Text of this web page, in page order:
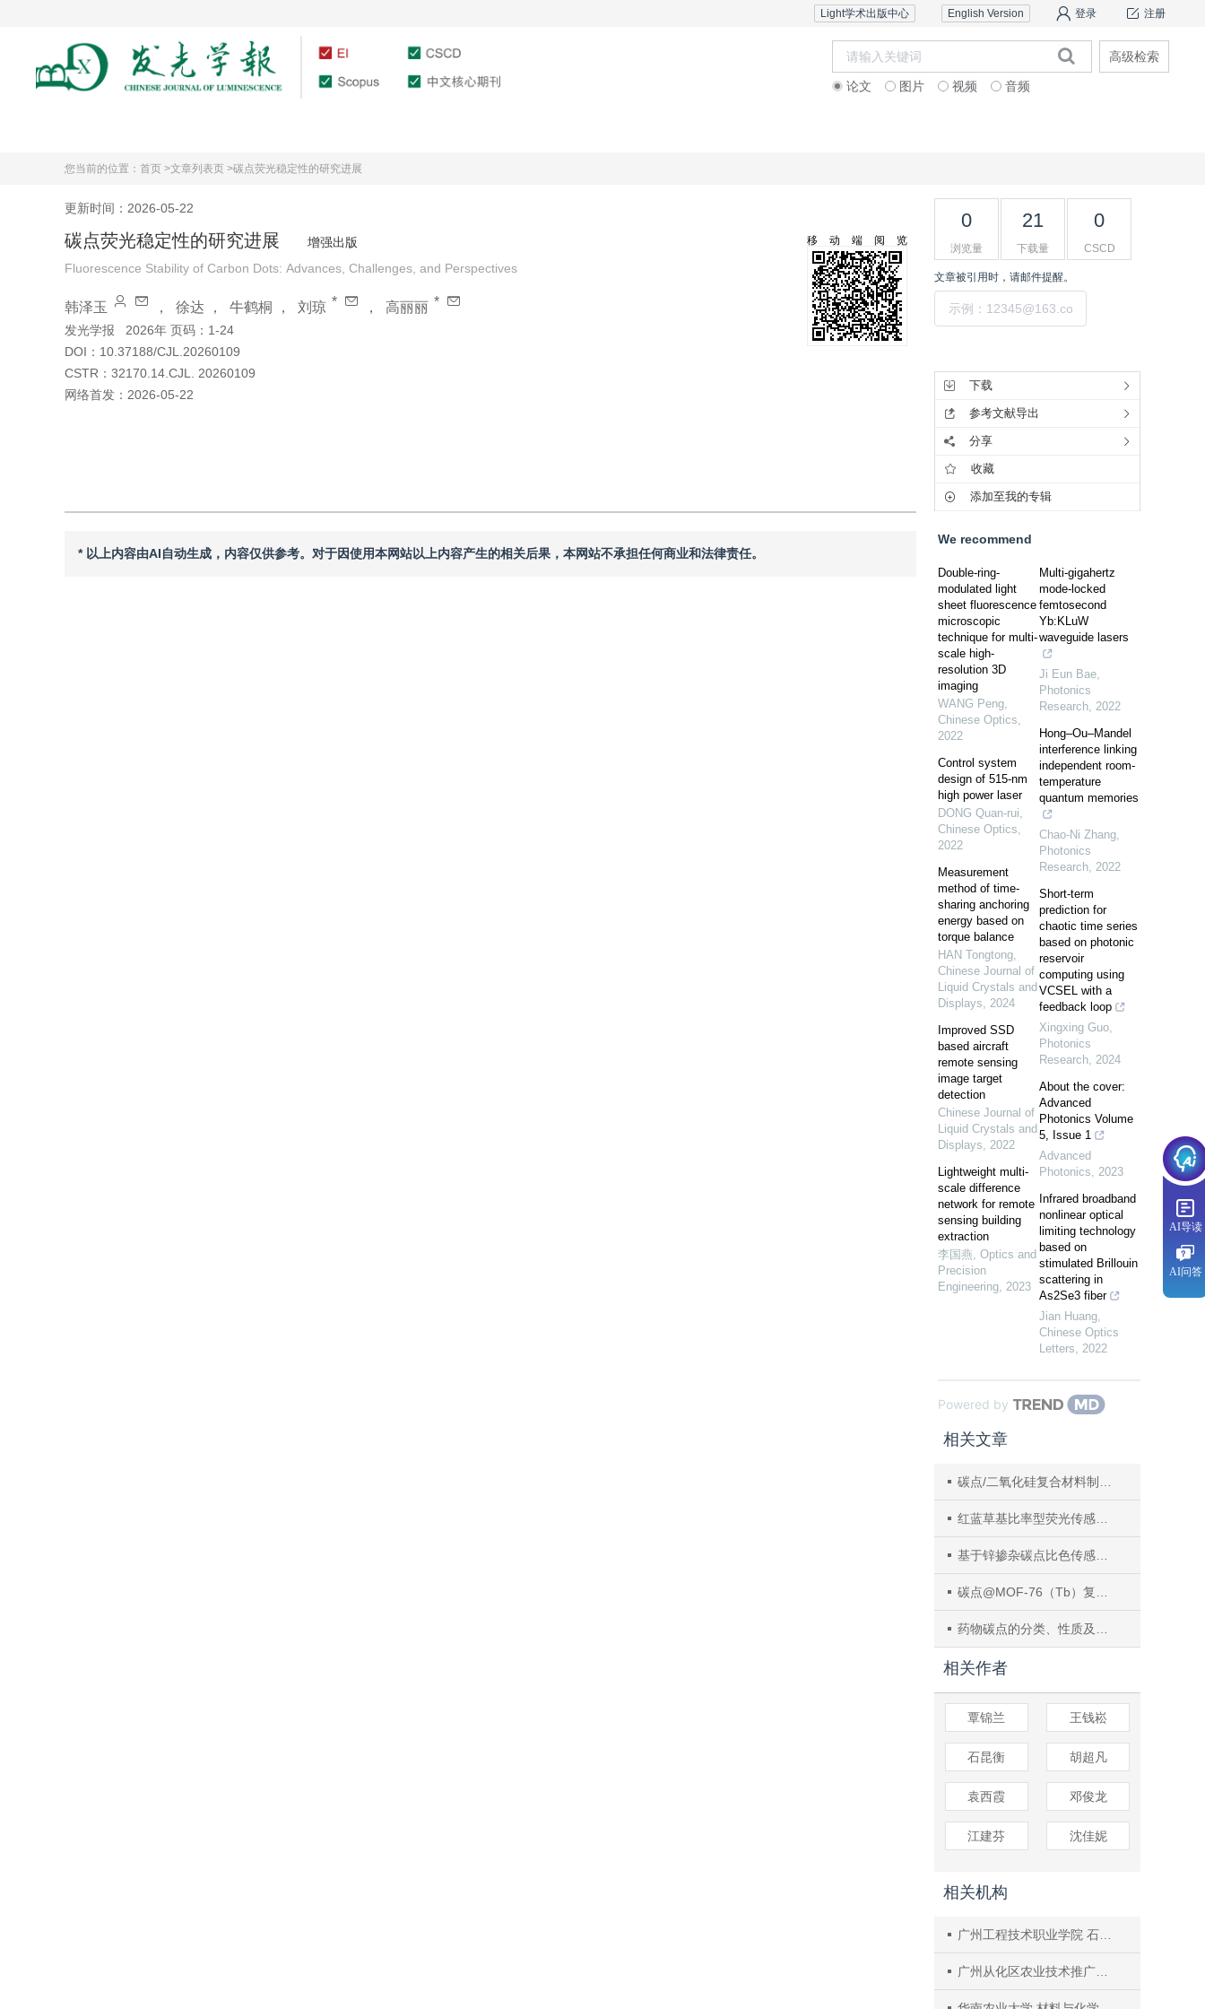
注册
登录
English Version
Light学术出版中心
论文 图片 视频 音频
高级检索
您当前的位置： 首页 >文章列表页 >碳点荧光稳定性的研究进展
更新时间：2026-05-22
碳点荧光稳定性的研究进展
增强出版
Fluorescence Stability of Carbon Dots: Advances, Challenges, and Perspectives
韩泽玉 ， 徐达 ， 牛鹤桐 ， 刘琼 * ， 高丽丽 *
发光学报
2026年 页码：1-24
DOI： 10.37188/CJL.20260109
CSTR： 32170.14.CJL. 20260109
网络首发： 2026-05-22
移动端阅览
* 以上内容由AI自动生成，内容仅供参考。对于因使用本网站以上内容产生的相关后果，本网站不承担任何商业和法律责任。
0
浏览量
21
下载量
0
CSCD
文章被引用时，请邮件提醒。
下载
参考文献导出
分享
收藏
添加至我的专辑
We recommend
Double-ring-
modulated light
sheet fluorescence
microscopic
technique for multi-
scale high-
resolution 3D
imaging
WANG Peng,
Chinese Optics,
2022
Control system
design of 515-nm
high power laser
DONG Quan-rui,
Chinese Optics,
2022
Measurement
method of time-
sharing anchoring
energy based on
torque balance
HAN Tongtong,
Chinese Journal of
Liquid Crystals and
Displays, 2024
Improved SSD
based aircraft
remote sensing
image target
detection
Chinese Journal of
Liquid Crystals and
Displays, 2022
Lightweight multi-
scale difference
network for remote
sensing building
extraction
李国燕, Optics and
Precision
Engineering, 2023
Multi-gigahertz
mode-locked
femtosecond
Yb:KLuW
waveguide lasers
Ji Eun Bae,
Photonics
Research, 2022
Hong–Ou–Mandel
interference linking
independent room-
temperature
quantum memories
Chao-Ni Zhang,
Photonics
Research, 2022
Short-term
prediction for
chaotic time series
based on photonic
reservoir
computing using
VCSEL with a
feedback loop
Xingxing Guo,
Photonics
Research, 2024
About the cover:
Advanced
Photonics Volume
5, Issue 1
Advanced
Photonics, 2023
Infrared broadband
nonlinear optical
limiting technology
based on
stimulated Brillouin
scattering in
As2Se3 fiber
Jian Huang,
Chinese Optics
Letters, 2022
Powered by
相关文章
碳点/二氧化硅复合材料制备、发光性质及应用研究进展
红蓝草基比率型荧光传感碳点制备及其在pH检测中的应用
基于锌掺杂碳点比色传感器的构建及其在硫脲可视化检测中的应用
碳点@MOF-76（Tb）复合材料对水中重金属离子Cr（Ⅵ）和Bi（Ⅲ）的荧光检测性能
药物碳点的分类、性质及生物医用
相关作者
覃锦兰 王钱崧
石昆衡 胡超凡
袁西霞 邓俊龙
江建芬 沈佳妮
相关机构
广州工程技术职业学院 石油化工学院
广州从化区农业技术推广中心
AI导读
AI问答